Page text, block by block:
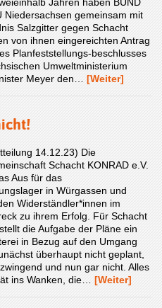
Niedersachsen gemeinsam mit
Salzgitter gegen Schacht
von ihnen eingereichten Antrag
Planfeststellungs-beschlusses
Umweltministerium
Meyer den… [Weiter]
14.12.23) Die
Schacht KONRAD e.V.
Aus für das
in Würgassen und
Widerständler*innen im
zu ihrem Erfolg. Für Schacht
die Aufgabe der Pläne ein
in Bezug auf den Umgang
überhaupt nicht geplant,
und nun gar nicht. Alles
ins Wanken, die… [Weiter]